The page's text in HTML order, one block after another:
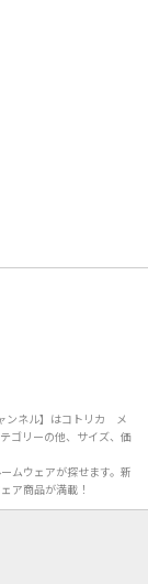
ンネル】はコトリカ メ
ゴリーの他、サイズ、価
ムウェアが探せます。新
ア商品が満載！